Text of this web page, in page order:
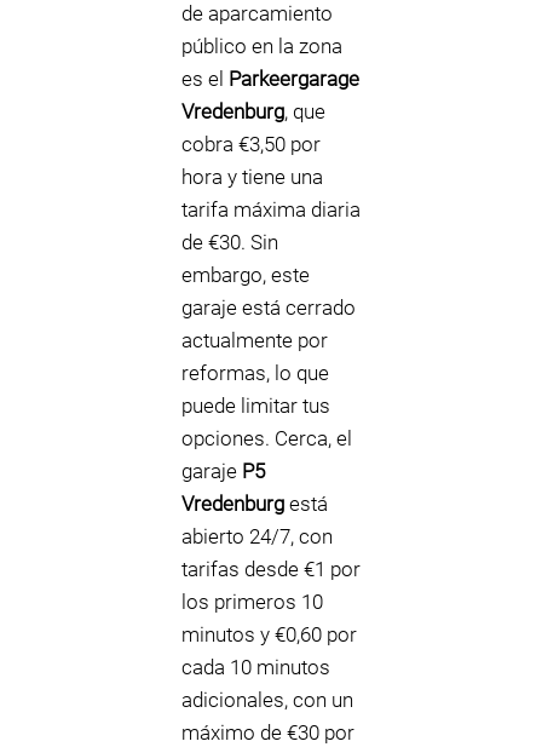
de aparcamiento
público en la zona
es el Parkeergarage
Vredenburg, que
cobra €3,50 por
hora y tiene una
tarifa máxima diaria
de €30. Sin
embargo, este
garaje está cerrado
actualmente por
reformas, lo que
puede limitar tus
opciones. Cerca, el
garaje P5
Vredenburg está
abierto 24/7, con
tarifas desde €1 por
los primeros 10
minutos y €0,60 por
cada 10 minutos
adicionales, con un
máximo de €30 por